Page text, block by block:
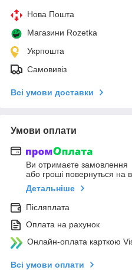
Нова Пошта
Магазини Rozetka
Укрпошта
Самовивіз
Всі умови доставки
Умови оплати
Ви отримаєте замовлення
або гроші повернуться на
Детальніше
Післяплата
Оплата на рахунок
Онлайн-оплата карткою
Всі умови оплати